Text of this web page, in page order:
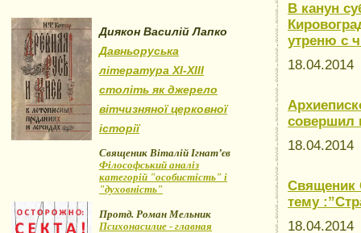
Диякон Василій Лапко
Давньоруська
література XI-XIII
століть як джерело
вітчизняної церковної
історії
Священик Віталій Ігнат’єв
Філософський аналіз
категорій "особистість" і
"духовність"
Протд. Роман Мельник
Психонасилие - главная
В канун
утреню с
18.04.2014
совершил
18.04.2014
Священик
тему
18.04.2014